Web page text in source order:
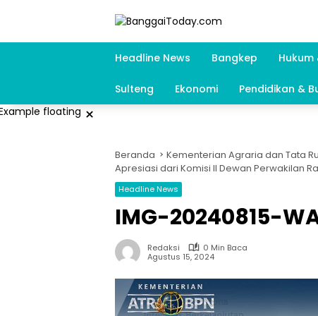
Headline News Bangkep Hukum
Sulteng Ekonomi Pendidikan &
×
Beranda
Kementerian Agraria dan Tata
Apresiasi dari Komisi II Dewan Perwakilan
Headline News
IMG-20240815-
Redaksi
0 Min Baca
Agustus 15, 2024